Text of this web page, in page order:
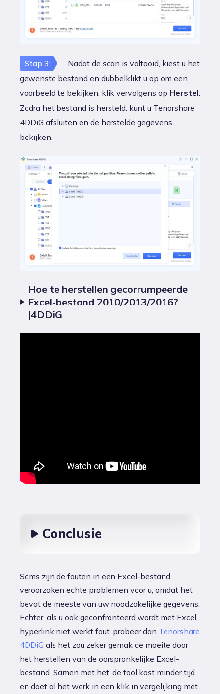
Stap 3:
Nadat de scan is voltooid, kiest u het
gewenste bestand en dubbelklikt u op om een
voorbeeld te bekijken, klik vervolgens op Herstel
Zodra het bestand is hersteld, kunt u Tenorshare
4DDiG afsluiten en de herstelde gegevens
bekijken.
Hoe te herstellen gecorrumpeerde
Excel-bestand 2010/2013/2016?
|4DDiG
Conclusie
Soms zijn de fouten in een Excel-bestand
veroorzaken echte problemen voor u, omdat het
bevat de meeste van uw noodzakelijke gegevens.
Echter, als u ook geconfronteerd wordt met Excel
hyperlink niet werkt fout, probeer dan Tenorshare
4DDiG als het zou zeker gemak de moeite door
het herstellen van de oorspronkelijke Excel-
bestand. Samen met het, de tool kost minder tijd
en doet al het werk in een klik in vergelijking met